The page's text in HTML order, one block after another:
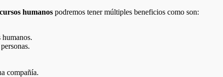
humanos podremos tener múltiples beneficios como son:
compañía.